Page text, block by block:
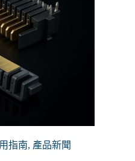
指南, 產品新聞